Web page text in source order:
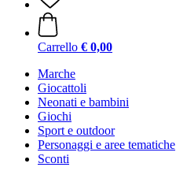
Carrello € 0,00
Marche
Giocattoli
Neonati e bambini
Giochi
Sport e outdoor
Personaggi e aree tematiche
Sconti